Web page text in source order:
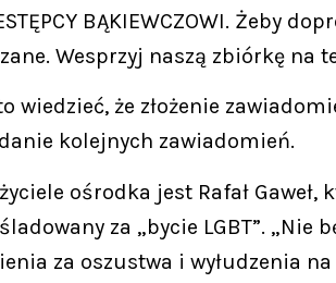
BĄKIEWCZOWI. Żeby
Wesprzyj naszą zbiórkę na
wiedzieć, że złożenie
kolejnych zawiadomień.
ośrodka jest Rafał
za „bycie LGBT”. „Nie
za oszustwa i wyłudzenia